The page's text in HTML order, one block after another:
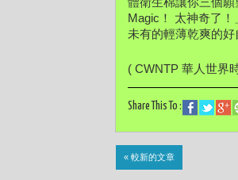
Magic！ 太神奇了
未有的輕薄乾爽的
( CWNTP 華人世界
Share This To :
« 較新的文章